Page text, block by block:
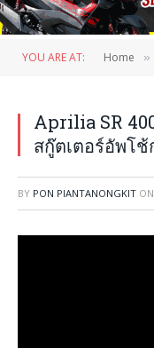
YOU ARE AT: Home »
Aprilia SR
สกู๊ตเตอร์อัพโ
BY PON PIANTANONGKIT ON